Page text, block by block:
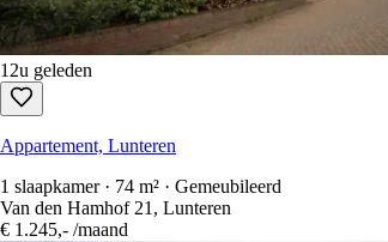
12u geleden
Appartement, Lunteren
1 slaapkamer · 74 m² · Gemeubileerd
Van den Hamhof 21, Lunteren
€ 1.245,- /maand